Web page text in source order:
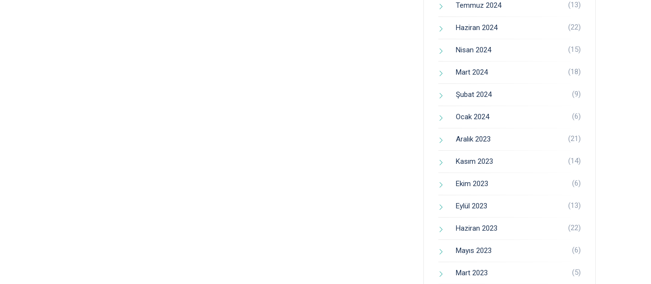
Temmuz 2024 (13)
Haziran 2024 (22)
Nisan 2024 (15)
Mart 2024 (18)
Şubat 2024 (9)
Ocak 2024 (6)
Aralık 2023 (21)
Kasım 2023 (14)
Ekim 2023 (6)
Eylül 2023 (13)
Haziran 2023 (22)
Mayıs 2023 (6)
Mart 2023 (5)